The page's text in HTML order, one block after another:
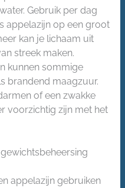
Gebruik per dag
appelazijn op een groot
kan je lichaam uit
streek maken.
kunnen sommige
brandend maagzuur.
of een zwakke
voorzichtig zijn met het
appelazijn gebruiken